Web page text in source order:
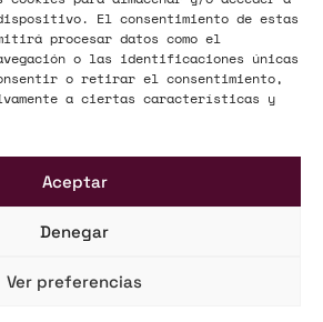
El consentimiento de estas
procesar datos como el
o las identificaciones únicas
o retirar el consentimiento,
a ciertas características y
Aceptar
Denegar
Ver preferencias
i reassegurances, actuant com a
de l’Administració i el mercat
i europeu.
LEGAL